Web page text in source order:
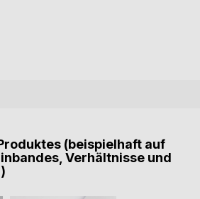
(beispielhaft auf
Verhältnisse und